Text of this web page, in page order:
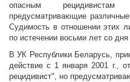
опасным
предусматривающие
Судимость в отношении этих
по истечении восьми лет со дня
В УК Республики Беларусь,
действие с 1 января 2001 г.,
рецидивист", но